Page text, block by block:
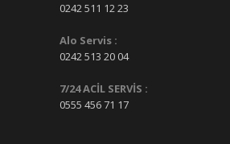
0242 511 12 23
Alo Servis :
0242 513 20 04
7/24 ACİL SERVİS :
0555 456 71 17